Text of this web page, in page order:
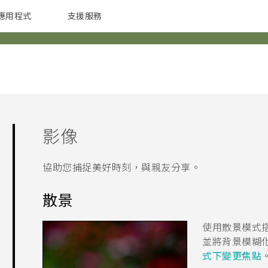
REIGNS 配件
用程式 支援服務
影像
協助您捕捉美好時刻，與親友分享。
散景
使用散景模式
並將背景模糊
式下變更焦點